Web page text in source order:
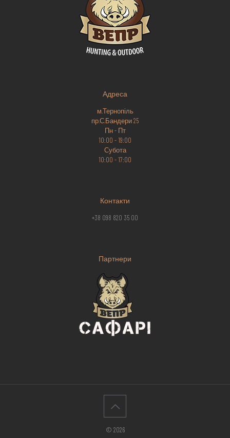
Адреса
м.Тернопіль
пр.С.Бандери 25
Пн - Пт
10:00 - 19:00
Субота
10:00 - 17:00
Контакти
+38 098 820 35 00
Партнери
© 2026